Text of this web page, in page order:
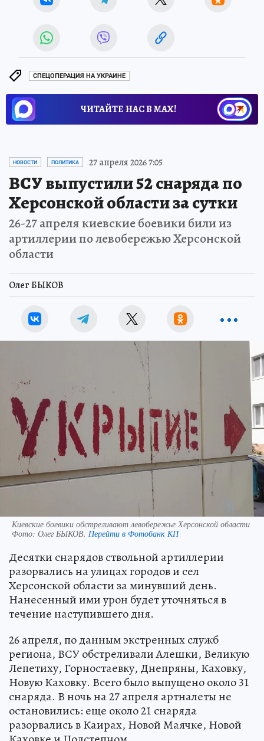
СПЕЦОПЕРАЦИЯ НА УКРАИНЕ
ЧИТАЙТЕ НАС В МАХ!
НОВОСТИ ПОЛИТИКА 27 апреля 2026 7:05
ВСУ выпустили 52 снаряда по
Херсонской области за сутки
26-27 апреля киевские боевики били из
артиллерии по левобережью Херсонской
области
Олег БЫКОВ
Киевские боевики обстреливают левобережье Херсонской области
Фото: Олег БЫКОВ. Перейти в Фотобанк КП
Десятки снарядов ствольной артиллерии
разорвались на улицах городов и сел
Херсонской области за минувший день.
Нанесенный ими урон будет уточняться в
течение наступившего дня.
26 апреля, по данным экстренных служб
региона, ВСУ обстреливали Алешки, Великую
Лепетиху, Горностаевку, Днепряны, Каховку,
Новую Каховку. Всего было выпущено около 31
снаряда. В ночь на 27 апреля артналеты не
остановились: еще около 21 снаряда
разорвались в Каирах, Новой Маячке, Новой